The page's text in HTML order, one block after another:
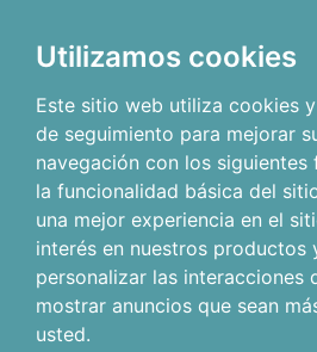
Utilizamos cookies
Este sitio web utiliza cookies
de seguimiento para mejorar
navegación con los siguientes
la funcionalidad básica del
una mejor experiencia en el
interés en nuestros productos
personalizar las interacciones
mostrar anuncios que sean
usted.